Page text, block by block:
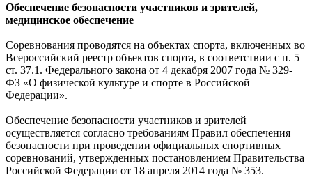
Обеспечение безопасности участников и зрителей,
медицинское обеспечение
Соревнования проводятся на объектах спорта, включенных во
Всероссийский реестр объектов спорта, в соответствии с п. 5
ст. 37.1. Федерального закона от 4 декабря 2007 года № 329-
ФЗ «О физической культуре и спорте в Российской
Федерации».
Обеспечение безопасности участников и зрителей
осуществляется согласно требованиям Правил обеспечения
безопасности при проведении официальных спортивных
соревнований, утвержденных постановлением Правительства
Российской Федерации от 18 апреля 2014 года № 353.